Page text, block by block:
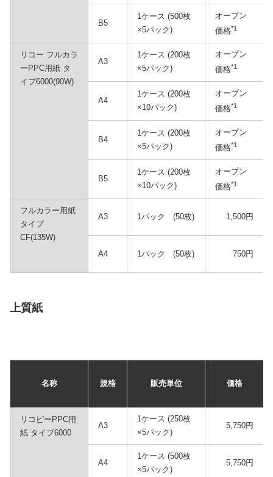
B5
1ケース (500枚
×5パック)
オープン
価格*1
リコー フルカラ
ーPPC用紙 タ
イプ6000(90W)
A3
1ケース (200枚
×5パック)
オープン
価格*1
A4
1ケース (200枚
×10パック)
オープン
価格*1
B4
1ケース (200枚
×5パック)
オープン
価格*1
B5
1ケース (200枚
×10パック)
オープン
価格*1
フルカラー用紙
タイプ
CF(135W)
A3 1パック (50枚) 1,500円
A4 1パック (50枚) 750円
上質紙
名称 規格 販売単位 価格
リコピーPPC用
紙 タイプ6000
A3
1ケース (250枚
×5パック)
5,750円
A4
1ケース (500枚
×5パック)
5,750円